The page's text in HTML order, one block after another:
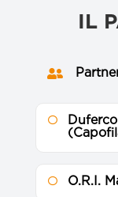
IL


 O.R.I.